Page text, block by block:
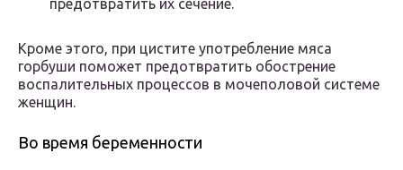
предотвратить их сечение.
Кроме этого, при цистите употребление мяса
горбуши поможет предотвратить обострение
воспалительных процессов в мочеполовой системе
женщин.
Во время беременности